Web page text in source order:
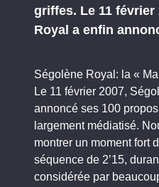
griffes. Le 11 février
Royal a enfin
Ségolène Royal: la «
Le 11 février 2007,
annoncé ses 100
largement médiatisé.
montrer un moment fort
séquence de 2’15,
considérée par